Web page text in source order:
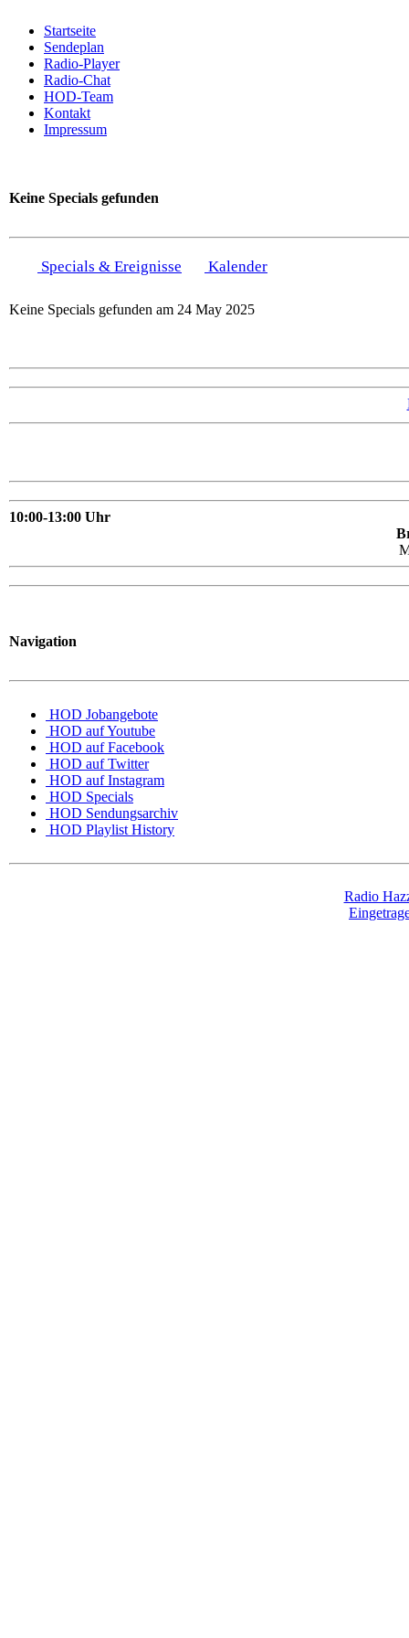
Startseite
Sendeplan
Radio-Player
Radio-Chat
HOD-Team
Kontakt
Impressum
Keine Specials gefunden
Specials & Ereignisse Kalender
Keine Specials gefunden am 24 May 2025
10:00-13:00 Uhr
Navigation
HOD Jobangebote
HOD auf Youtube
HOD auf Facebook
HOD auf Twitter
HOD auf Instagram
HOD Specials
HOD Sendungsarchiv
HOD Playlist History
Radio